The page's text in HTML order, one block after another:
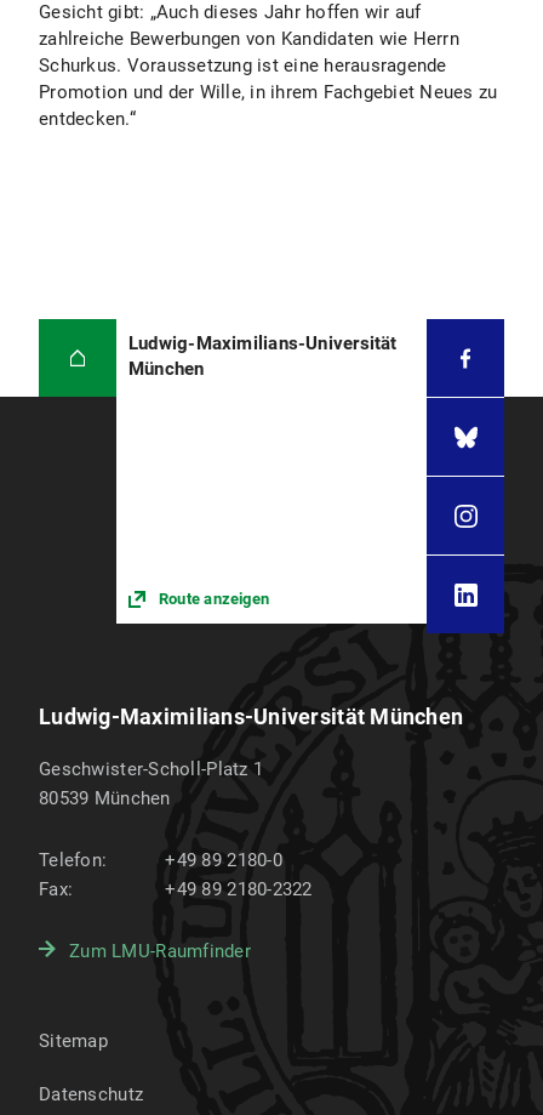
Gesicht gibt: „Auch dieses Jahr hoffen wir auf
zahlreiche Bewerbungen von Kandidaten wie Herrn
Schurkus. Voraussetzung ist eine herausragende
Promotion und der Wille, in ihrem Fachgebiet Neues zu
entdecken.“
Ludwig-Maximilians-Universität
München
Route anzeigen
Ludwig-Maximilians-Universität München
Geschwister-Scholl-Platz 1
80539 München
Telefon:
+49 89 2180-0
Fax:
+49 89 2180-2322
Zum LMU-Raumfinder
Sitemap
Datenschutz